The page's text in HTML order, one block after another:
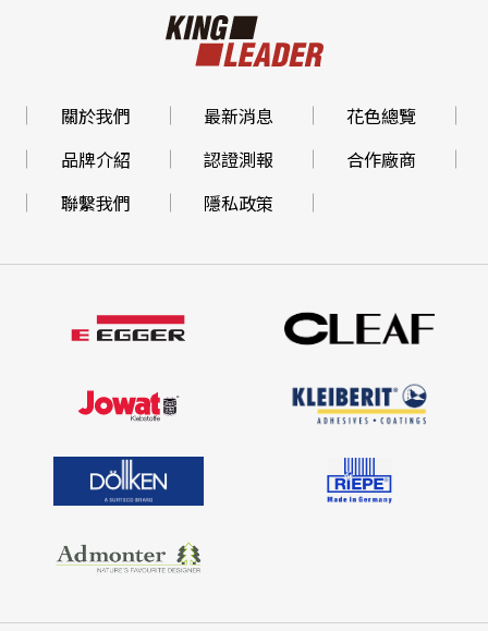
關於我們 最新消息
花色總覽
品牌介紹
認證測報
合作廠商
聯繫我們
隱私政策